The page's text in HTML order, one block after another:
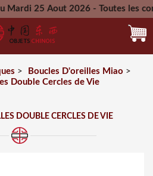
25 Aout 2026 - Toutes les
26 Aout 2026
> Boucles D'oreilles Miao >
Double Cercles de Vie
DOUBLE CERCLES DE VIE